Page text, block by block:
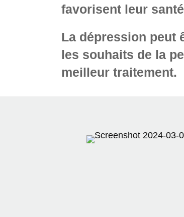
favorisent leur
La dépression peut
les souhaits de la
meilleur traitement.